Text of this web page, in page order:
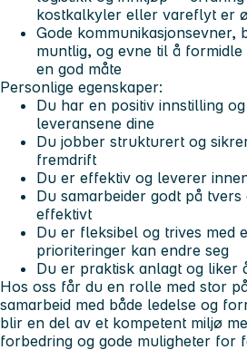
kostkalkyler eller vareflyt er
Gode kommunikasjonsevner,
muntlig, og evne til å
en god måte
Personlige egenskaper:
Du har en positiv innstilling
leveransene dine
Du jobber strukturert og
fremdrift
Du er effektiv og leverer
Du samarbeider godt på
effektivt
Du er fleksibel og trives med
prioriteringer kan endre seg
Du er praktisk anlagt og liker
Hos oss får du en rolle med stor
samarbeid med både ledelse og
blir en del av et kompetent miljø
forbedring og gode muligheter for